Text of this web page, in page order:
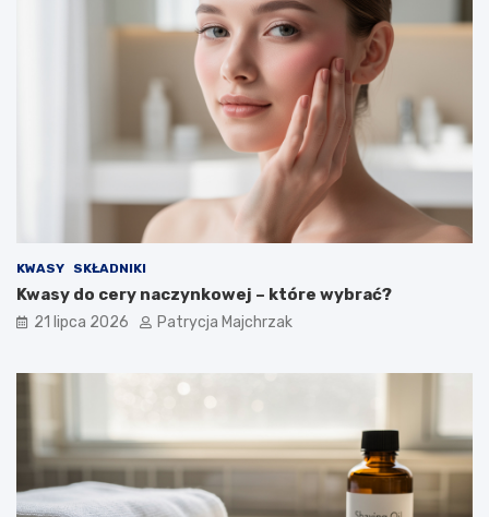
KWASY SKŁADNIKI
Kwasy do cery naczynkowej – które wybrać?
21 lipca 2026 Patrycja Majchrzak